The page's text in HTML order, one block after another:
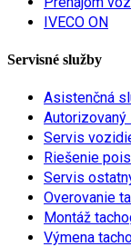
IVECO ON
Servisné služby
Asistenčná
Servis
Riešenie
Servis
Overovanie
Montáž
Výmena